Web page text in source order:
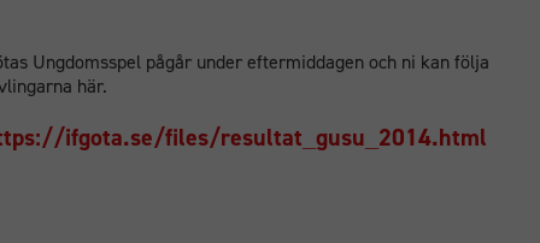
Ungdomsspel pågår under eftermiddagen och ni kan följa
här.
ifgota.se/files/resultat_gusu_2014.html